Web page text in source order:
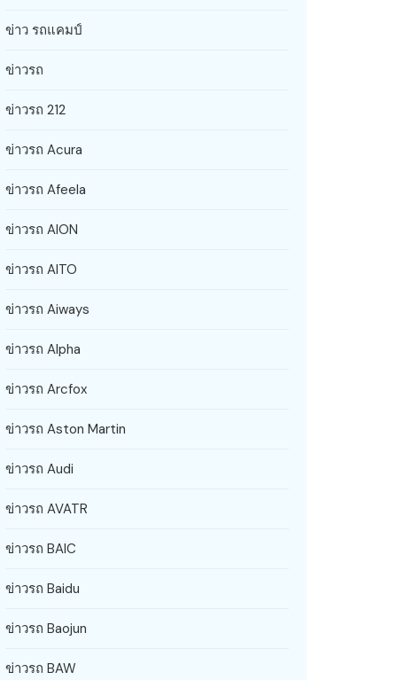
ข่าว รถแคมป์
ข่าวรถ
ข่าวรถ 212
ข่าวรถ Acura
ข่าวรถ Afeela
ข่าวรถ AION
ข่าวรถ AITO
ข่าวรถ Aiways
ข่าวรถ Alpha
ข่าวรถ Arcfox
ข่าวรถ Aston Martin
ข่าวรถ Audi
ข่าวรถ AVATR
ข่าวรถ BAIC
ข่าวรถ Baidu
ข่าวรถ Baojun
ข่าวรถ BAW